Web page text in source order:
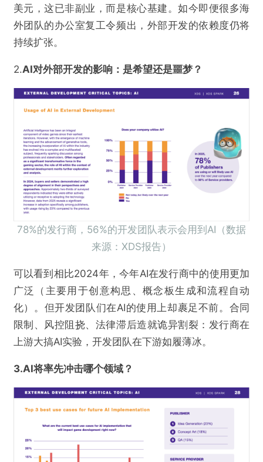
美元，这已非副业，而是核心基建。如今即便很多海
外团队的办公室复工令频出，外部开发的依赖度仍将
持续扩张。
2.AI对外部开发的影响： 是希望还是噩梦？
78%的发行商，56%的开发团队表示会用到AI（数据
来源：XDS报告）
可以看到相比2024年，今年AI在发行商中的使用更加
广泛（主要用于创意构思、概念板生成和流程自动
化）。但开发团队们在AI的使用上却裹足不前。合同
限制、风控阻挠、法律滞后造就诡异割裂：发行商在
上游大搞AI实验，开发团队在下游如履薄冰。
3.AI将率先冲击哪个领域？